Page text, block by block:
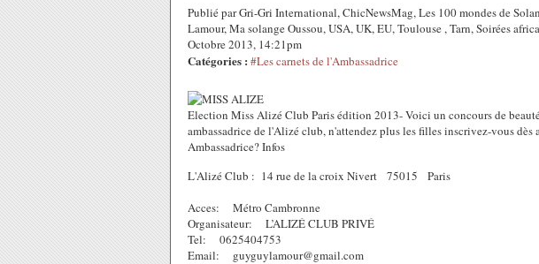
Publié par Gri-Gri International, ChicNewsMag, Les 100 mondes de
Lamour, Ma solange Oussou, USA, UK, EU, Toulouse , Tarn, Soirées
Octobre 2013, 14:21pm
Catégories : #Les carnets de l'Ambassadrice
Election Miss Alizé Club Paris édition 2013- Voici un concours de
ambassadrice de l'Alizé club, n'attendez plus les filles inscrivez-vous
Ambassadrice? Infos
L'Alizé Club : 14 rue de la croix Nivert 75015 Paris
Acces: Métro Cambronne
Organisateur: L’ALIZÉ CLUB PRIVÉ
Tel: 0625404753
Email: guyguylamour@gmail.com